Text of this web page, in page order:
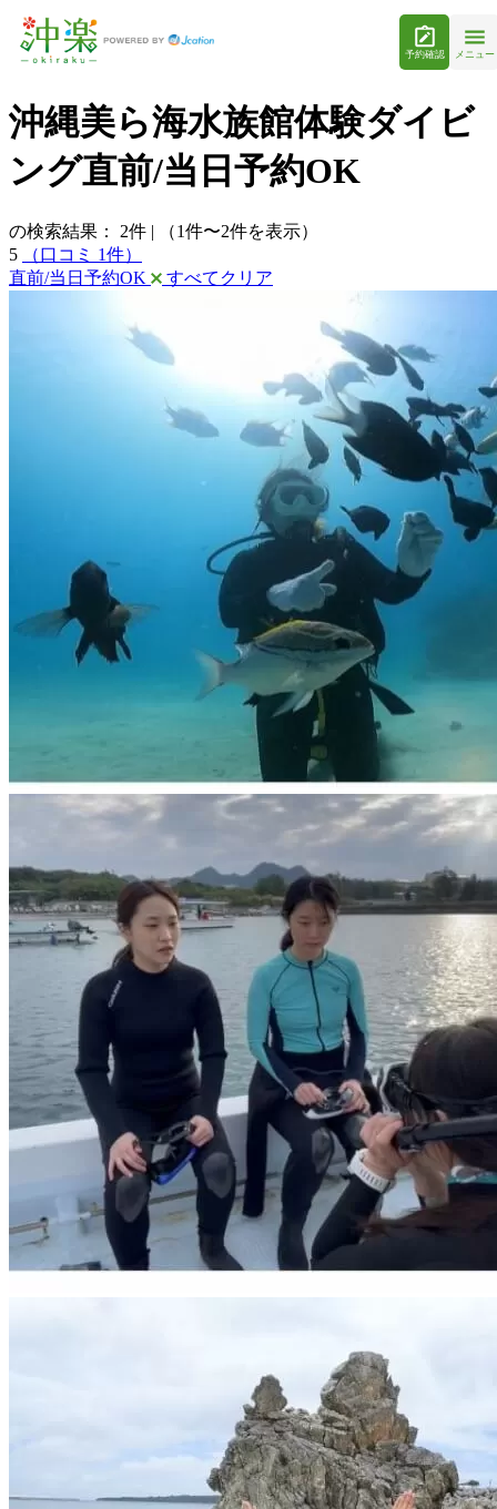
予約確認 メニュー
沖縄美ら海水族館体験ダイビ
ング直前/当日予約OK
の検索結果： 2件 |
（1件〜2件を表示）
5
（口コミ 1件）
直前/当日予約OK
すべてクリア